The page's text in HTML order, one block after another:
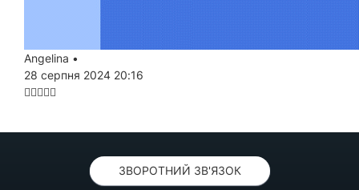
Angelina •
28 серпня 2024 20:16
ЗВОРОТНИЙ ЗВ'ЯЗОК